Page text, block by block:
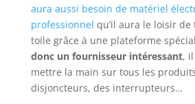
aura aussi besoin de matériel
professionnel qu’il aura le loisir
toile grâce à une plateforme
donc un fournisseur intéressant,
mettre la main sur tous les
disjoncteurs, des interrupteurs…